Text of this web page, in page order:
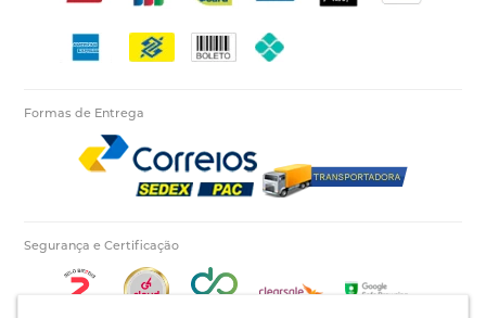
Formas de Entrega
Segurança e Certificação